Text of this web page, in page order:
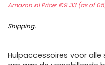
Amazon.nl Price:€9.33(as of
Shipping.
Hulpaccessoires voor